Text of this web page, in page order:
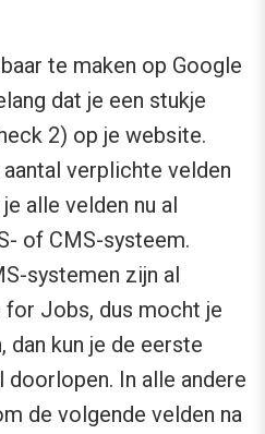
te maken op Google
dat je een stukje
2) op je website.
verplichte velden
alle velden nu al
of CMS-systeem.
systemen zijn al
Jobs, dus mocht je
dan kun je de eerste
In alle andere
de volgende velden na